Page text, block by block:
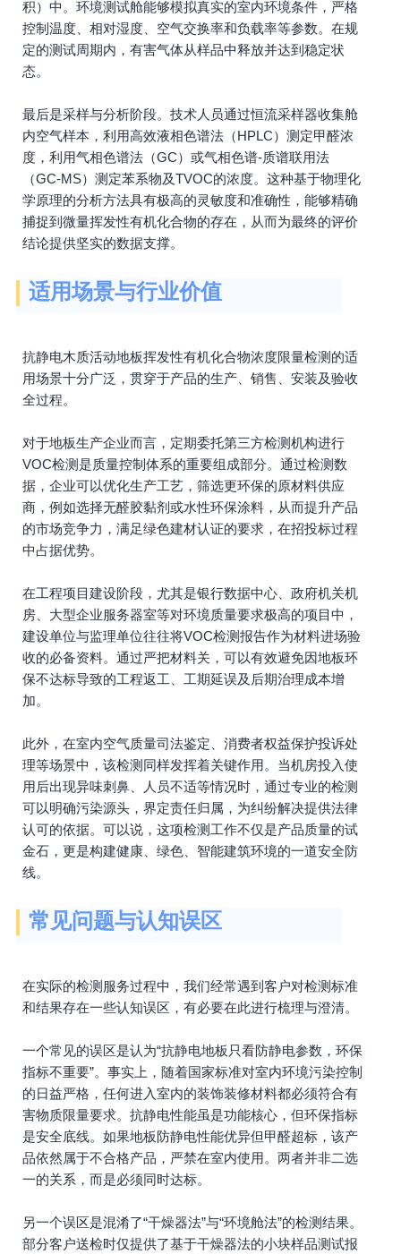
积）中。环境测试舱能够模拟真实的室内环境条件，严格
控制温度、相对湿度、空气交换率和负载率等参数。在规
定的测试周期内，有害气体从样品中释放并达到稳定状
态。
最后是采样与分析阶段。技术人员通过恒流采样器收集舱
内空气样本，利用高效液相色谱法（HPLC）测定甲醛浓
度，利用气相色谱法（GC）或气相色谱-质谱联用法
（GC-MS）测定苯系物及TVOC的浓度。这种基于物理化
学原理的分析方法具有极高的灵敏度和准确性，能够精确
捕捉到微量挥发性有机化合物的存在，从而为最终的评价
结论提供坚实的数据支撑。
适用场景与行业价值
抗静电木质活动地板挥发性有机化合物浓度限量检测的适
用场景十分广泛，贯穿于产品的生产、销售、安装及验收
全过程。
对于地板生产企业而言，定期委托第三方检测机构进行
VOC检测是质量控制体系的重要组成部分。通过检测数
据，企业可以优化生产工艺，筛选更环保的原材料供应
商，例如选择无醛胶黏剂或水性环保涂料，从而提升产品
的市场竞争力，满足绿色建材认证的要求，在招投标过程
中占据优势。
在工程项目建设阶段，尤其是银行数据中心、政府机关机
房、大型企业服务器室等对环境质量要求极高的项目中，
建设单位与监理单位往往将VOC检测报告作为材料进场验
收的必备资料。通过严把材料关，可以有效避免因地板环
保不达标导致的工程返工、工期延误及后期治理成本增
加。
此外，在室内空气质量司法鉴定、消费者权益保护投诉处
理等场景中，该检测同样发挥着关键作用。当机房投入使
用后出现异味刺鼻、人员不适等情况时，通过专业的检测
可以明确污染源头，界定责任归属，为纠纷解决提供法律
认可的依据。可以说，这项检测工作不仅是产品质量的试
金石，更是构建健康、绿色、智能建筑环境的一道安全防
线。
常见问题与认知误区
在实际的检测服务过程中，我们经常遇到客户对检测标准
和结果存在一些认知误区，有必要在此进行梳理与澄清。
一个常见的误区是认为“抗静电地板只看防静电参数，环保
指标不重要”。事实上，随着国家标准对室内环境污染控制
的日益严格，任何进入室内的装饰装修材料都必须符合有
害物质限量要求。抗静电性能虽是功能核心，但环保指标
是安全底线。如果地板防静电性能优异但甲醛超标，该产
品依然属于不合格产品，严禁在室内使用。两者并非二选
一的关系，而是必须同时达标。
另一个误区是混淆了“干燥器法”与“环境舱法”的检测结果。
部分客户送检时仅提供了基于干燥器法的小块样品测试报